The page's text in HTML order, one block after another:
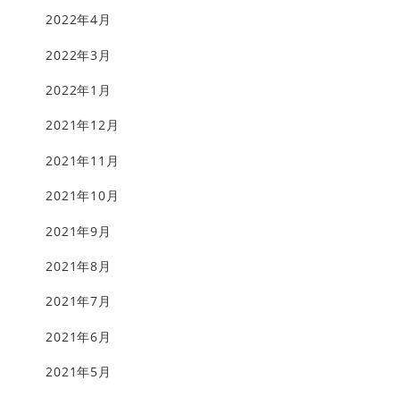
2022年4月
2022年3月
2022年1月
2021年12月
2021年11月
2021年10月
2021年9月
2021年8月
2021年7月
2021年6月
2021年5月